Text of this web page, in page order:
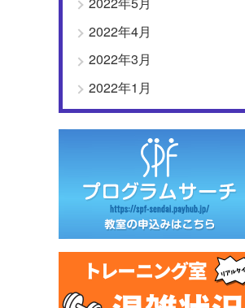
2022年4月
2022年3月
2022年1月